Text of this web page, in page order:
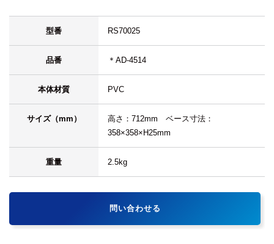
型番 RS70025
品番 ＊AD-4514
本体材質 PVC
サイズ（mm）
高さ：712mm ベース寸法：
358×358×H25mm
重量 2.5kg
問い合わせる